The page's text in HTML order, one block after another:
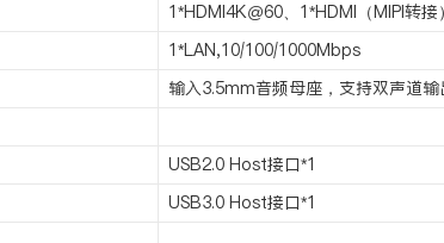
1*HDMI4K@60、1*HDMI（MIPI转接
1*LAN,10/100/1000Mbps
输入3.5mm音频母座，支持双声道输
USB2.0 Host接口*1
USB3.0 Host接口*1